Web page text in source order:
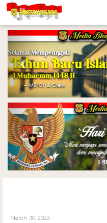
Previous
Previous
March 30, 2022